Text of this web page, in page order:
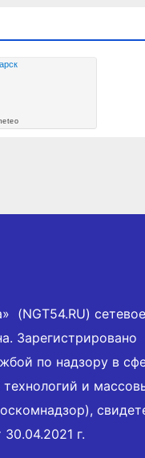
(NGT54.RU)
Зарегистрировано
по надзору в
и
г.